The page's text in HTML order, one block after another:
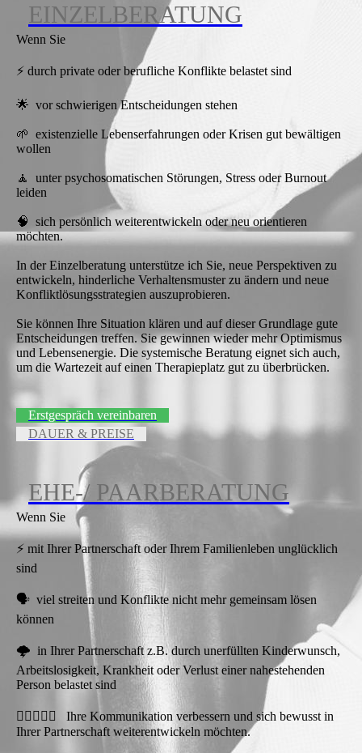
EINZELBERATUNG
Wenn Sie
⚡ durch private oder berufliche Konflikte belastet sind
🌟 vor schwierigen Entscheidungen stehen
🌱 existenzielle Lebenserfahrungen oder Krisen gut bewältigen
wollen
🧘 unter psychosomatischen Störungen, Stress oder Burnout
leiden
🧠 sich persönlich weiterentwickeln oder neu orientieren
möchten.
In der Einzelberatung unterstütze ich Sie, neue Perspektiven zu
entwickeln, hinderliche Verhaltensmuster zu ändern und neue
Konfliktlösungsstrategien auszuprobieren.
Sie können Ihre Situation klären und auf dieser Grundlage gute
Entscheidungen treffen. Sie gewinnen wieder mehr Optimismus
und Lebensenergie. Die systemische Beratung eignet sich auch,
um die Wartezeit auf einen Therapieplatz gut zu überbrücken.
Erstgespräch vereinbaren
DAUER & PREISE
EHE-/ PAARBERATUNG
Wenn Sie
⚡ mit Ihrer Partnerschaft oder Ihrem Familienleben unglücklich
sind
🗣️ viel streiten und Konflikte nicht mehr gemeinsam lösen
können
🌩️ in Ihrer Partnerschaft z.B. durch unerfüllten Kinderwunsch,
Arbeitslosigkeit, Krankheit oder Verlust einer nahestehenden
Person belastet sind
🧑🏼‍❤️‍🧑🏻 Ihre Kommunikation verbessern und sich bewusst in
Ihrer Partnerschaft weiterentwickeln möchten.